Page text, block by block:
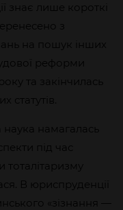
знає лише короткі
з
на пошук інших
реформи
та закінчилась
статутів.
намагалась
під час
В юриспруденції
«зізнання —